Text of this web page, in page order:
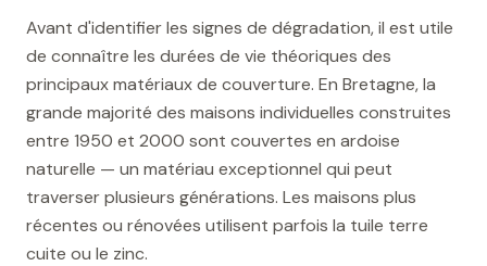
Avant d'identifier les signes de dégradation, il est utile
de connaître les durées de vie théoriques des
principaux matériaux de couverture. En Bretagne, la
grande majorité des maisons individuelles construites
entre 1950 et 2000 sont couvertes en ardoise
naturelle — un matériau exceptionnel qui peut
traverser plusieurs générations. Les maisons plus
récentes ou rénovées utilisent parfois la tuile terre
cuite ou le zinc.